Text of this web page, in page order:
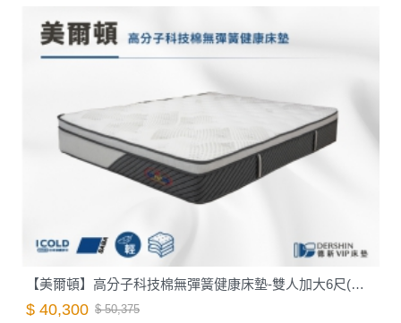
【美爾頓】高分子科技棉無彈簧健康床墊-雙人加大6尺(偏硬)｜德新 VIP 床墊
$ 40,300 $ 50,375